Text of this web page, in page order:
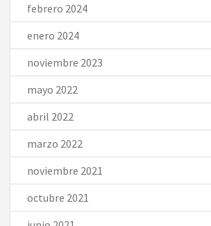
febrero 2024
enero 2024
noviembre 2023
mayo 2022
abril 2022
marzo 2022
noviembre 2021
octubre 2021